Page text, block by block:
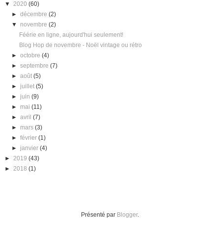
▼ 2020 (60)
►décembre (2)
▼ novembre (2)
Féérie en ligne, aujourd'hui seulement!
Blog Hop de novembre - Noël vintage ou rétro
►octobre (4)
►septembre (7)
►août (5)
► juillet (5)
► juin (9)
► mai (11)
►avril (7)
► mars (3)
►février (1)
► janvier (4)
► 2019 (43)
► 2018 (1)
Présenté par Blogger.